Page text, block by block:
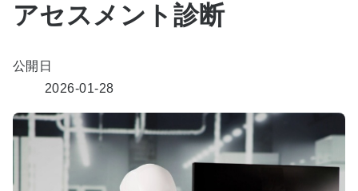
アセスメント診断
公開日
2026-01-28